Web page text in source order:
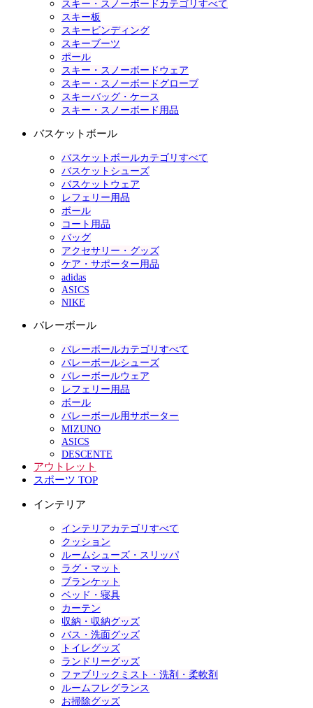
スキー・スノーボードカテゴリすべて
スキー板
スキービンディング
スキーブーツ
ポール
スキー・スノーボードウェア
スキー・スノーボードグローブ
スキーバッグ・ケース
スキー・スノーボード用品
バスケットボール
バスケットボールカテゴリすべて
バスケットシューズ
バスケットウェア
レフェリー用品
ボール
コート用品
バッグ
アクセサリー・グッズ
ケア・サポーター用品
adidas
ASICS
NIKE
バレーボール
バレーボールカテゴリすべて
バレーボールシューズ
バレーボールウェア
レフェリー用品
ボール
バレーボール用サポーター
MIZUNO
ASICS
DESCENTE
アウトレット
スポーツ TOP
インテリア
インテリアカテゴリすべて
クッション
ルームシューズ・スリッパ
ラグ・マット
ブランケット
ベッド・寝具
カーテン
収納・収納グッズ
バス・洗面グッズ
トイレグッズ
ランドリーグッズ
ファブリックミスト・洗剤・柔軟剤
ルームフレグランス
お掃除グッズ